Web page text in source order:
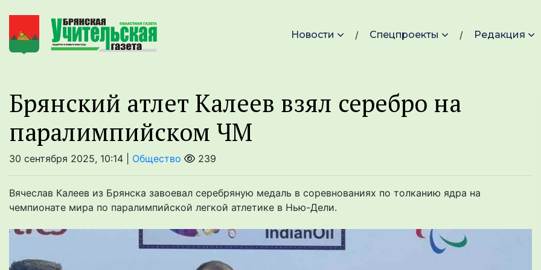
Новости Спецпроекты Редакция
Брянский атлет Калеев взял серебро на
паралимпийском ЧМ
30 сентября 2025, 10:14 | Общество 239
Вячеслав Калеев из Брянска завоевал серебряную медаль в соревнованиях по толканию ядра на
чемпионате мира по паралимпийской легкой атлетике в Нью-Дели.